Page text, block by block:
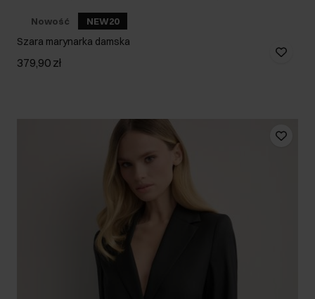
Nowość NEW20
Szara marynarka damska
379,90 zł